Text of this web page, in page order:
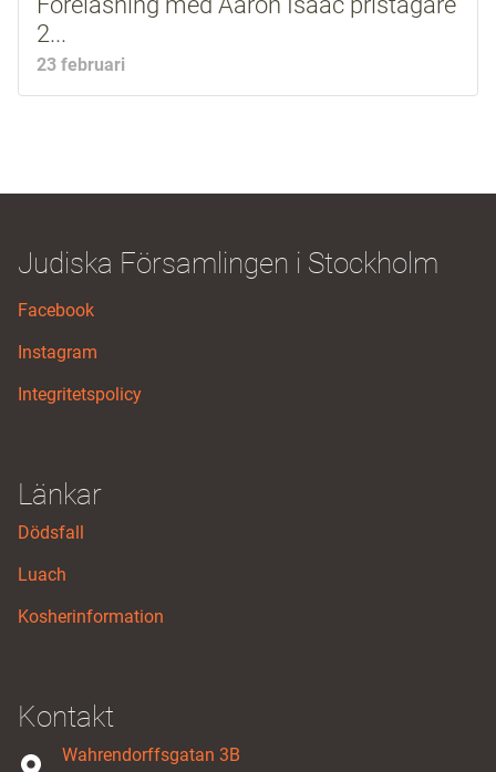
2...
23 februari
Judiska Församlingen i Stockholm
Facebook
Instagram
Integritetspolicy
Länkar
Dödsfall
Luach
Kosherinformation
Kontakt
Wahrendorffsgatan 3B